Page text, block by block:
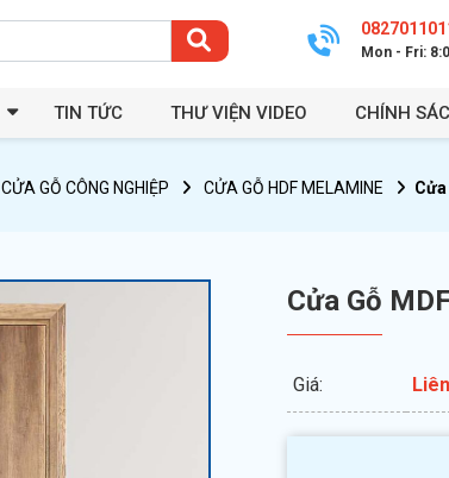
Mon - Fri:
TIN TỨC THƯ VIỆN VIDEO CHÍNH
CỬA GỖ CÔNG NGHIỆP CỬA GỖ HDF MELAMINE
Cửa Gỗ
Giá: